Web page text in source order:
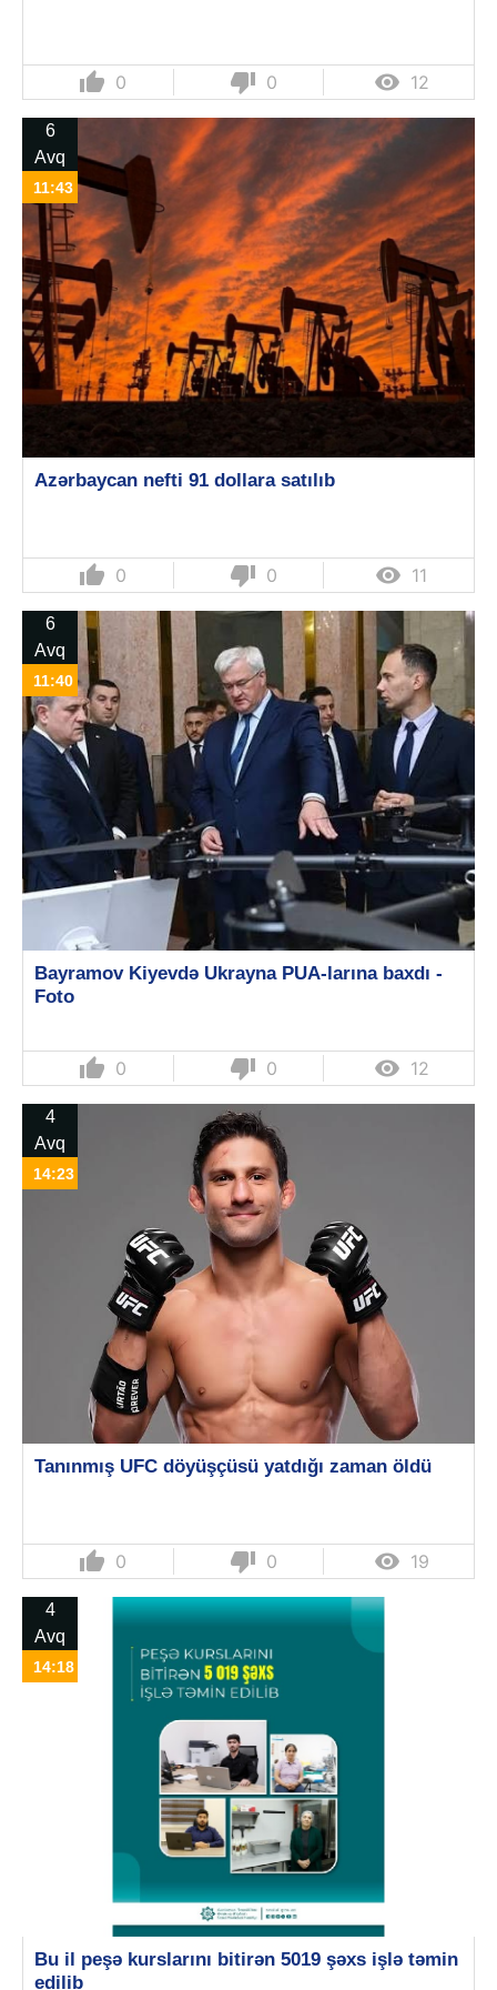
thumb_up 0 thumb_down 0  12
6
Avq
11:43
Azərbaycan nefti 91 dollara satılıb
thumb_up 0 thumb_down 0  11
6
Avq
11:40
Bayramov Kiyevdə Ukrayna PUA-larına baxdı -
Foto
thumb_up 0 thumb_down 0  12
4
Avq
14:23
Tanınmış UFC döyüşçüsü yatdığı zaman öldü
thumb_up 0 thumb_down 0  19
4
Avq
14:18
Bu il peşə kurslarını bitirən 5019 şəxs işlə təmin
edilib